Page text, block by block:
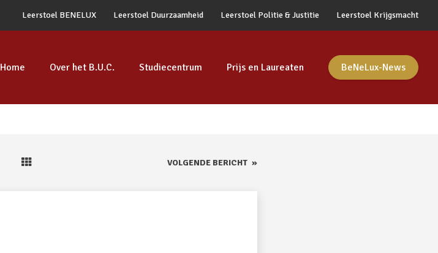
Leerstoel BENELUX Leerstoel Duurzaamheid Leerstoel Politie & Justitie Leerstoel Krijgsmacht
Home Over het B.U.C. Studiecentrum Prijs en Laureaten BeNeLux-News
VOLGENDE BERICHT »